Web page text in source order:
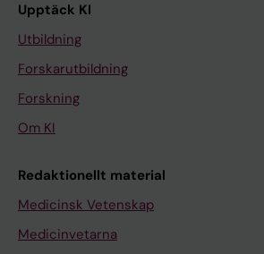
Upptäck KI
Utbildning
Forskarutbildning
Forskning
Om KI
Redaktionellt material
Medicinsk Vetenskap
Medicinvetarna